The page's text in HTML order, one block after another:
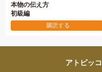
本物の伝え方
初級編
購読する
アトピッ